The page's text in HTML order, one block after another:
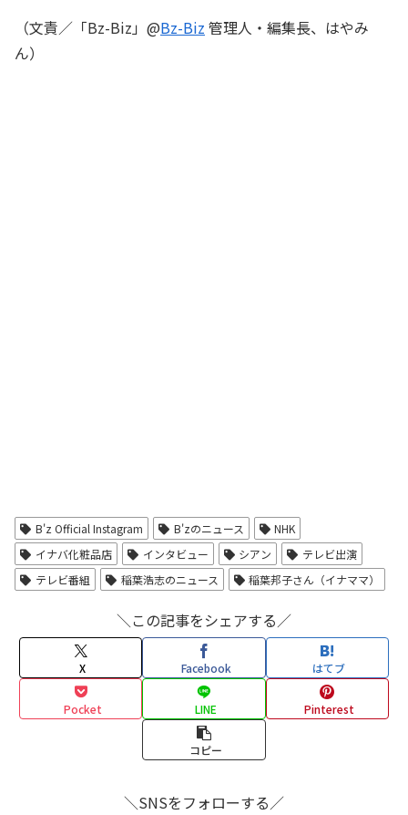
（文責／「Bz-Biz」@Bz-Biz 管理人・編集長、はやみ
ん）
B'z Official Instagram B'zのニュース
NHK
イナバ化粧品店
インタビュー シアン
テレビ出演
テレビ番組
稲葉浩志のニュース 稲葉邦子さん（イナママ）
＼この記事をシェアする／
X Facebook はてブ
Pocket LINE Pinterest
コピー
＼SNSをフォローする／